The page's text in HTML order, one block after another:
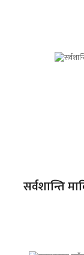
सर्वशान्ति